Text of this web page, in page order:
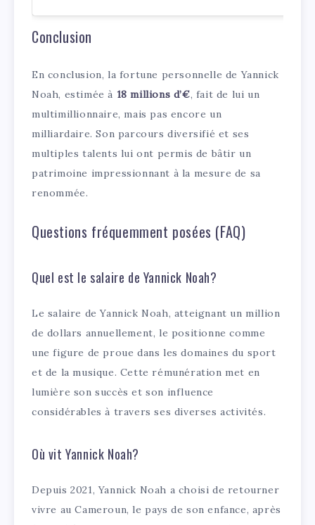
Conclusion
En conclusion, la fortune personnelle de Yannick
Noah, estimée à 18 millions d’€, fait de lui un
multimillionnaire, mais pas encore un
milliardaire. Son parcours diversifié et ses
multiples talents lui ont permis de bâtir un
patrimoine impressionnant à la mesure de sa
renommée.
Questions fréquemment posées (FAQ)
Quel est le salaire de Yannick Noah?
Le salaire de Yannick Noah, atteignant un million
de dollars annuellement, le positionne comme
une figure de proue dans les domaines du sport
et de la musique. Cette rémunération met en
lumière son succès et son influence
considérables à travers ses diverses activités.
Où vit Yannick Noah?
Depuis 2021, Yannick Noah a choisi de retourner
vivre au Cameroun, le pays de son enfance, après